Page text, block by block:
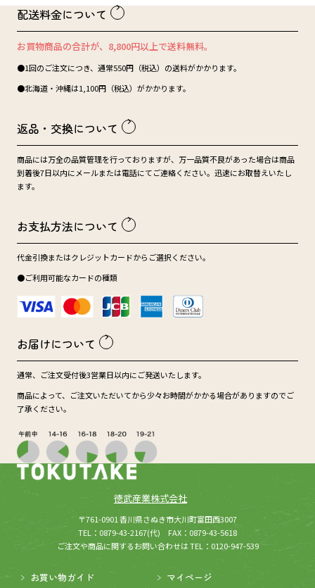
配送料金について
お買物商品の合計が、8,800円以上で送料無料。
●1回のご注文につき、通常550円（税込）の送料がかかります。
●北海道・沖縄は1,100円（税込）がかかります。
返品・交換について
商品には万全の品質管理を行っておりますが、万一品質不良があった場合は商品
到着後7日以内にメールまたは電話にてご連絡ください。迅速にお取替えいたし
ます。
お支払方法について
代金引換またはクレジットカードからご選択ください。
●ご利用可能なカードの種類
お届けについて
通常、ご注文受付後3営業日以内にご発送いたします。
商品によって、ご注文いただいてから少々お時間がかかる場合がありますのでご
了承ください。
徳武産業株式会社
所在：
〒761-0901 香川県さぬき市大川町富田西3007
TEL：0879-43-2167(代) FAX：0879-43-5618
ご注文や商品に関するお問い合わせは TEL：0120-947-539
お買い物ガイド マイページ